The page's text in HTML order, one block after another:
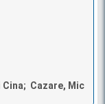
Cina; Cazare, Mic